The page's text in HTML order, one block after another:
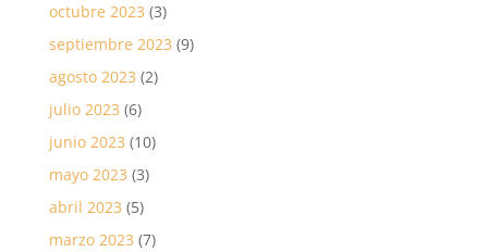
octubre 2023 (3)
septiembre 2023 (9)
agosto 2023 (2)
julio 2023 (6)
junio 2023 (10)
mayo 2023 (3)
abril 2023 (5)
marzo 2023 (7)